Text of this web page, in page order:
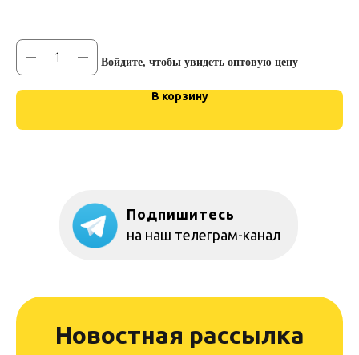
Войдите, чтобы увидеть оптовую цену
В корзину
Подпишитесь
на наш телеграм-канал
Новостная рассылка